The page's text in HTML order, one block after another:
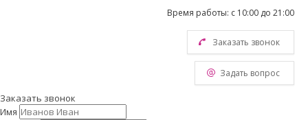
Время работы: с 10:00 до 21:00
Заказать звонок
Задать вопрос
Заказать звонок
Имя